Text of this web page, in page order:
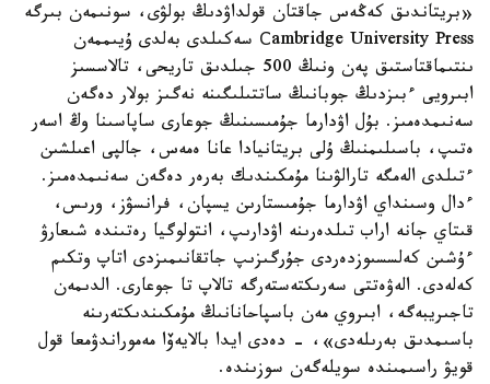
«بريتاندىق كەڭەس جاقتان قولداۋدىڭ بولۋى، سونىمەن بىرگە
Сambridge University Press سەكىلدى بەلدى ۇيىممەن
ىنتىماقتاستىق پەن ونىڭ 500 جىلدىق تاريحى، تالاسسىز
ابىرويى ءبىزدىڭ جوبانىڭ ساتتىلىگىنە نەگىز بولار دەگەن
سەنىمدەمىز. بۇل اۋدارما جۇمىسىنىڭ جوعارى ساپاسىنا وڭ اسەر
ەتىپ، باسىلىمنىڭ ۇلى بريتانيادا عانا ەمەس، جالپى اعىلشىن
ءتىلدى الەمگە تارالۋىنا مۇمكىندىك بەرەر دەگەن سەنىمدەمىز.
ءدال وسىنداي اۋدارما جۇمىستارىن يسپان، فرانسۋز، ورىس،
قىتاي جانە اراب تىلدەرىنە اۋدارىپ، انتولوگيا رەتىندە شىعارۋ
ءۇشىن كەلسسىوزدەردى جۇرگىزىپ جاتقانىمىزدى اتاپ وتكىم
كەلەدى. الەۋەتتى سەرىكتەستەرگە تالاپ تا جوعارى. الدىمەن
تاجىريبەگە، ابىروي مەن باسپاحانانىڭ مۇمكىندىكتەرىنە
باسىمدىق بەرىلەدى»، - دەدى ايدا بالايەۆا مەموراندۋمعا قول
قويۋ راسىمىندە سويلەگەن سوزىندە.